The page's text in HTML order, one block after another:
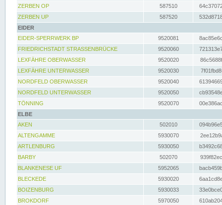
ZERBEN OP
587510
ZERBEN UP
587520
EIDER
EIDER-SPERRWERK BP
9520081
FRIEDRICHSTADT STRASSENBRÜCKE
9520060
LEXFÄHRE OBERWASSER
9520020
LEXFÄHRE UNTERWASSER
9520030
NORDFELD OBERWASSER
9520040
NORDFELD UNTERWASSER
9520050
TÖNNING
9520070
ELBE
AKEN
502010
ALTENGAMME
5930070
ARTLENBURG
5930050
BARBY
502070
BLANKENESE UF
5952065
BLECKEDE
5930020
BOIZENBURG
5930033
BROKDORF
5970050